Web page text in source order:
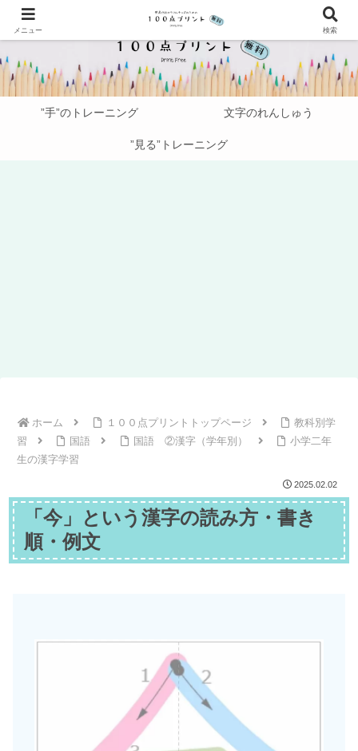
”手”のトレーニング 文字のれんしゅう
”見る”トレーニング
ホーム １００点プリントトップページ
教科別学
習
国語 国語 ②漢字（学年別）
小学二年
生の漢字学習
2025.02.02
「今」という漢字の読み方・書き
順・例文
メニュー 検索